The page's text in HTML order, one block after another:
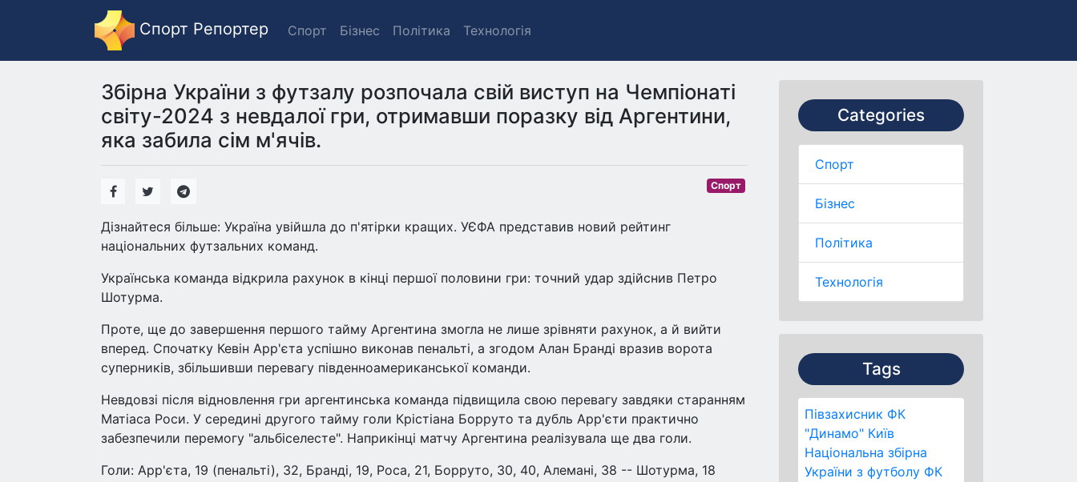
Спорт Репортер Спорт Бізнес Політика Технологія
Categories
Спорт
Бізнес
Політика
Технологія
Tags
Півзахисник ФК
"Динамо" Київ
Національна збірна
України з футболу ФК
Збірна України з футзалу розпочала свій виступ на Чемпіонаті
світу-2024 з невдалої гри, отримавши поразку від Аргентини,
яка забила сім м'ячів.
Спорт
Дізнайтеся більше: Україна увійшла до п'ятірки кращих. УЄФА представив новий рейтинг
національних футзальних команд.
Українська команда відкрила рахунок в кінці першої половини гри: точний удар здійснив Петро
Шотурма.
Проте, ще до завершення першого тайму Аргентина змогла не лише зрівняти рахунок, а й вийти
вперед. Спочатку Кевін Арр'єта успішно виконав пенальті, а згодом Алан Бранді вразив ворота
суперників, збільшивши перевагу південноамериканської команди.
Невдовзі після відновлення гри аргентинська команда підвищила свою перевагу завдяки старанням
Матіаса Роси. У середині другого тайму голи Крістіана Борруто та дубль Арр'єти практично
забезпечили перемогу "альбіселесте". Наприкінці матчу Аргентина реалізувала ще два голи.
Голи: Арр'єта, 19 (пенальті), 32, Бранді, 19, Роса, 21, Борруто, 30, 40, Алемані, 38 -- Шотурма, 18